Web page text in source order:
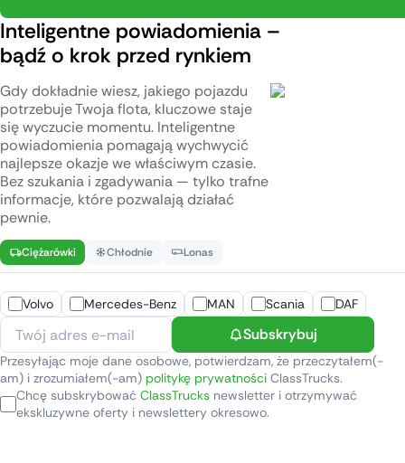
Inteligentne powiadomienia –
bądź o krok przed rynkiem
Gdy dokładnie wiesz, jakiego pojazdu
potrzebuje Twoja flota, kluczowe staje
się wyczucie momentu. Inteligentne
powiadomienia pomagają wychwycić
najlepsze okazje we właściwym czasie.
Bez szukania i zgadywania — tylko trafne
informacje, które pozwalają działać
pewnie.
Ciężarówki Chłodnie Lonas
Volvo Mercedes-Benz MAN Scania DAF
Subskrybuj
Przesyłając moje dane osobowe, potwierdzam, że przeczytałem(-
am) i zrozumiałem(-am) politykę prywatności ClassTrucks.
Chcę subskrybować ClassTrucks newsletter i otrzymywać
ekskluzywne oferty i newslettery okresowo.